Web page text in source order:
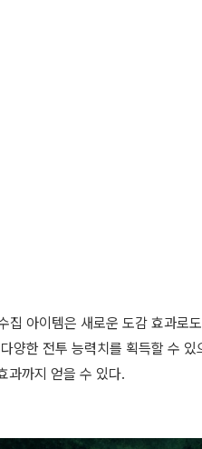
집 아이템은 새로운 도감 효과로
양한 전투 능력치를 획득할 수
과까지 얻을 수 있다.